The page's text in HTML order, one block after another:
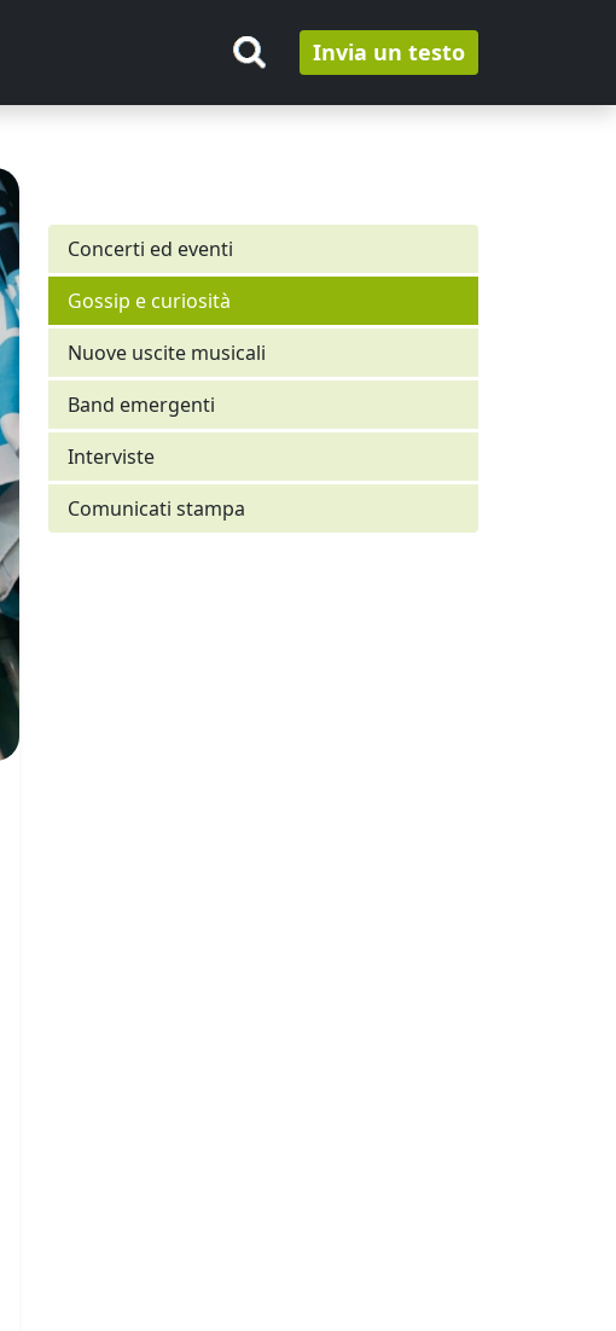
Invia un testo
Concerti ed eventi
Gossip e curiosità
Nuove uscite musicali
Band emergenti
Interviste
Comunicati stampa